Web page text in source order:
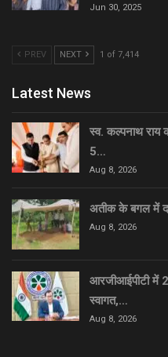
Jun 30, 2025
PREV NEXT 1 of 7,414
Latest News
स्व. कल्पनाथ राय
5…
Aug 8, 2026
अतीक के बगल में
Aug 8, 2026
आरजीआईपीटी में
स्वागत,…
Aug 8, 2026